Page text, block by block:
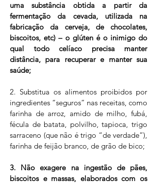
uma substância obtida a partir da
fermentação da cevada, utilizada na
fabricação da cerveja, de chocolates,
biscoitos, etc) – o glúten é o inimigo do
qual todo celíaco precisa manter
distância, para recuperar e manter sua
saúde;
2. Substitua os alimentos proibidos por
ingredientes “seguros” nas receitas, como
farinha de arroz, amido de milho, fubá,
fécula de batata, polvilho, tapioca, trigo
sarraceno (que não é trigo “de verdade”),
farinha de feijão branco, de grão de bico;
3. Não exagere na ingestão de pães,
biscoitos e massas, elaborados com os